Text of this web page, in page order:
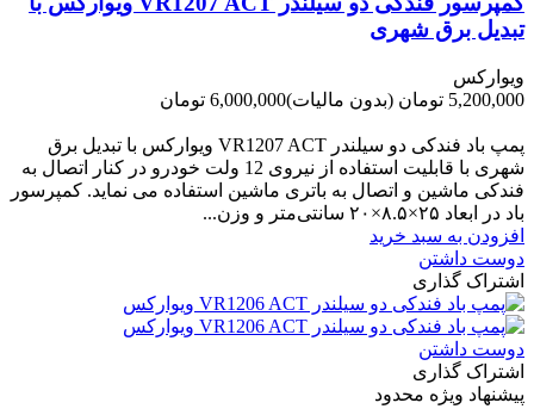
تبدیل برق شهری
ویوارکس
5,200,000 تومان
(بدون مالیات)6,000,000 تومان
پمپ باد فندکی دو سیلندر VR1207 ACT ویوارکس با تبدیل برق
شهری با قابلیت استفاده از نیروی 12 ولت خودرو در کنار اتصال به
فندکی ماشین و اتصال به باتری ماشین استفاده می نماید. کمپرسور
باد در ابعاد ۲۵×۸.۵×۲۰ سانتی‌متر و وزن...
افزودن به سبد خرید
دوست داشتن
اشتراک گذاری
دوست داشتن
اشتراک گذاری
پیشنهاد ویژه محدود